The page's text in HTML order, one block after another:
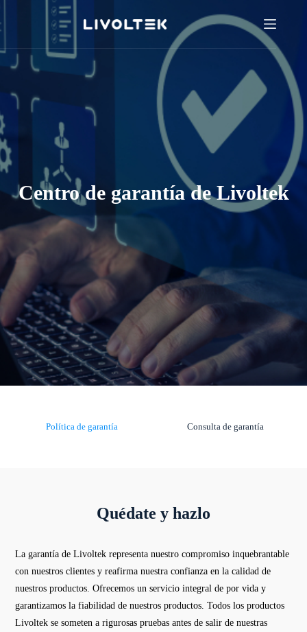
Centro de garantía de Livoltek
Política de garantía Consulta de garantía
Quédate y hazlo
La garantía de Livoltek representa nuestro compromiso inquebrantable
con nuestros clientes y reafirma nuestra confianza en la calidad de
nuestros productos. Ofrecemos un servicio integral de por vida y
garantizamos la fiabilidad de nuestros productos. Todos los productos
Livoltek se someten a rigurosas pruebas antes de salir de nuestras